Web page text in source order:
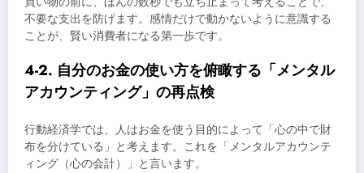
不要な支出を防げます。感情だけで動かないように意識する
ことが、賢い消費者になる第一歩です。
4-2. 自分のお金の使い方を俯瞰する「メンタル
アカウンティング」の再点検
行動経済学では、人はお金を使う目的によって「心の中で財
布を分けている」と考えます。これを「メンタルアカウンテ
ィング（心の会計）」と言います。